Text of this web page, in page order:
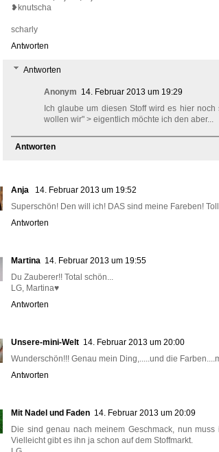
❥knutscha
scharly
Antworten
Antworten
Anonym 14. Februar 2013 um 19:29
Ich glaube um diesen Stoff wird es hier
wollen wir" > eigentlich möchte ich den aber...
Antworten
Anja
14. Februar 2013 um 19:52
Superschön! Den will ich! DAS sind meine Fareben!
Antworten
Martina 14. Februar 2013 um 19:55
Du Zauberer!! Total schön...
LG, Martina♥
Antworten
Unsere-mini-Welt 14. Februar 2013 um 20:00
Wunderschön!!! Genau mein Ding,.....und die
Antworten
Mit Nadel und Faden 14. Februar 2013 um 20:09
Die sind genau nach meinem Geschmack, nun
Vielleicht gibt es ihn ja schon auf dem Stoffmarkt.